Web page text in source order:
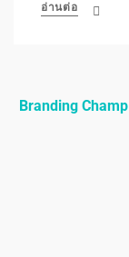
อ่านต่อ
Branding Champ